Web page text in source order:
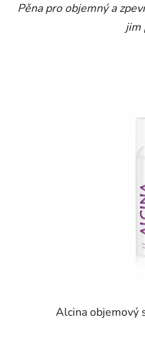
Pěna pro objemný a
jim
Alcina objemový